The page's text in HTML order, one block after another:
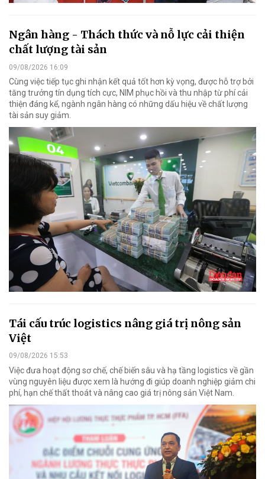
Ngân hàng - Thách thức và nỗ lực cải thiện
chất lượng tài sản
09/08/2026 16:09
Cùng việc tiếp tục ghi nhận kết quả tốt hơn kỳ vọng, được hỗ trợ bởi
tăng trưởng tín dụng tích cực, NIM phục hồi và thu nhập từ phí cải
thiện đáng kể, ngành ngân hàng có những dấu hiệu về chất lượng
tài sản suy giảm.
Tái cấu trúc logistics nâng giá trị nông sản
Việt
09/08/2026 15:53
Việc đưa hoạt động sơ chế, chế biến sâu và hạ tầng logistics về gần
vùng nguyên liệu được xem là hướng đi giúp doanh nghiệp giảm chi
phí, hạn chế thất thoát và nâng cao giá trị nông sản Việt Nam.